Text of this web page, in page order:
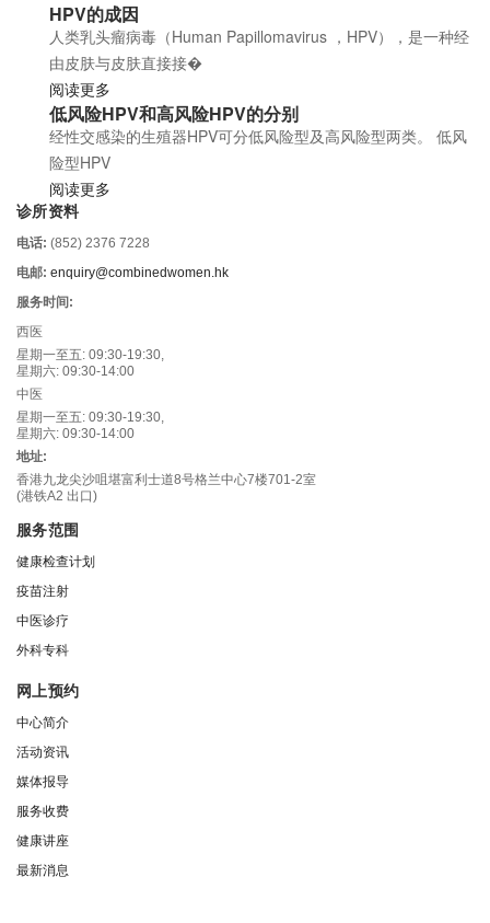
HPV的成因
人类乳头瘤病毒（Human Papillomavirus ，HPV），是一种经
由皮肤与皮肤直接接�
阅读更多
低风险HPV和高风险HPV的分别
经性交感染的生殖器HPV可分低风险型及高风险型两类。 低风
险型HPV
阅读更多
诊所资料
电话: (852) 2376 7228
电邮: enquiry@combinedwomen.hk
服务时间:
西医
星期一至五: 09:30-19:30,
星期六: 09:30-14:00
中医
星期一至五: 09:30-19:30,
星期六: 09:30-14:00
地址:
香港九龙尖沙咀堪富利士道8号格兰中心7楼701-2室
(港铁A2 出口)
服务范围
健康检查计划
疫苗注射
中医诊疗
外科专科
网上预约
中心简介
活动资讯
媒体报导
服务收费
健康讲座
最新消息